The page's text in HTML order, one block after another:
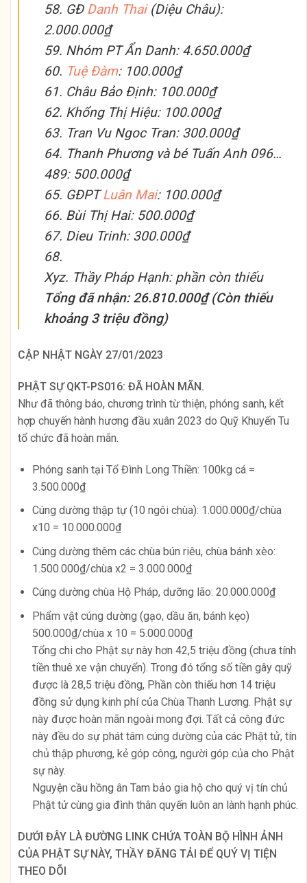
58. GĐ Danh Thai(Diệu Châu):
2.000.000₫
59. Nhóm PT Ẩn Danh: 4.650.000₫
60. Tuệ Đàm: 100.000₫
61. Châu Bảo Định: 100.000₫
62. Khổng Thị Hiệu: 100.000₫
63. Tran Vu Ngoc Tran: 300.000₫
64. Thanh Phương và bé Tuấn Anh 096…
489: 500.000₫
65. GĐPTLuân Mai: 100.000₫
66. Bùi Thị Hai: 500.000₫
67. Dieu Trinh: 300.000₫
68.
Xyz. Thầy Pháp Hạnh: phần còn thiếu
Tổng đã nhận: 26.810.000₫ (Còn thiếu
khoảng 3 triệu đồng)
CẬP NHẬT NGÀY 27/01/2023
PHẬT SỰ QKT-PS016: ĐÃ HOÀN MÃN.
Như đã thông báo, chương trình từ thiện, phóng sanh, kết
hợp chuyến hành hương đầu xuân 2023 do Quỹ Khuyến Tu
tổ chức đã hoàn mãn.
Phóng sanh tại Tổ Đình Long Thiền: 100kg cá =
3.500.000₫
Cúng dường thập tự (10 ngôi chùa): 1.000.000₫/chùa
x10 = 10.000.000₫
Cúng dường thêm các chùa bún riêu, chùa bánh xèo:
1.500.000₫/chùa x2 = 3.000.000₫
Cúng dường chùa Hộ Pháp, dưỡng lão: 20.000.000₫
Phẩm vật cúng dường (gạo, dầu ăn, bánh kẹo)
500.000₫/chùa x 10 = 5.000.000₫
Tổng chi cho Phật sự này hơn 42,5 triệu đồng (chưa tính
tiền thuê xe vận chuyển). Trong đó tổng số tiền gây quỹ
được là 28,5 triệu đồng, Phần còn thiếu hơn 14 triệu
đồng sử dụng kinh phí của Chùa Thanh Lương. Phật sự
này được hoàn mãn ngoài mong đợi. Tất cả công đức
này đều do sự phát tâm cúng dường của các Phật tử, tín
chủ thập phương, kẻ góp công, người góp của cho Phật
sự này.
Nguyện cầu hồng ân Tam bảo gia hộ cho quý vị tín chủ
Phật tử cùng gia đình thân quyến luôn an lành hạnh phúc.
DƯỚI ĐÂY LÀ ĐƯỜNG LINK CHỨA TOÀN BỘ HÌNH ẢNH
CỦA PHẬT SỰ NÀY, THẦY ĐĂNG TẢI ĐỂ QUÝ VỊ TIỆN
THEO DÕI